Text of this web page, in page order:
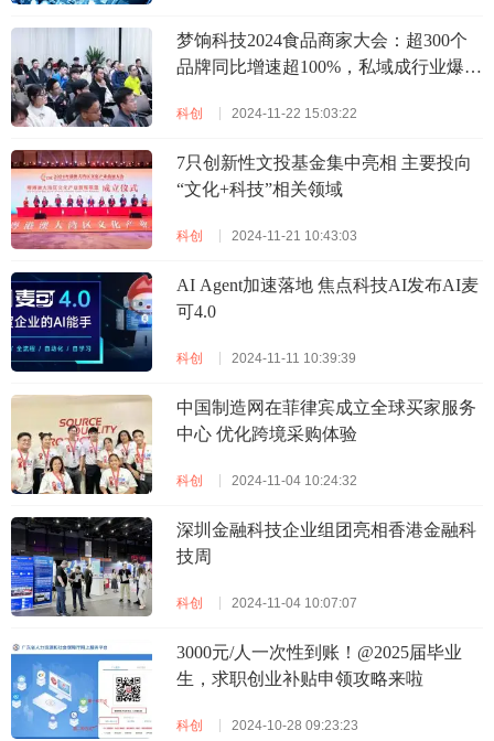
梦饷科技2024食品商家大会：超300个
品牌同比增速超100%，私域成行业爆发
科创 2024-11-22 15:03:22
7只创新性文投基金集中亮相 主要投向
“文化+科技”相关领域
科创 2024-11-21 10:43:03
AI Agent加速落地 焦点科技AI发布AI麦
可4.0
科创 2024-11-11 10:39:39
中国制造网在菲律宾成立全球买家服务
中心 优化跨境采购体验
科创 2024-11-04 10:24:32
深圳金融科技企业组团亮相香港金融科
技周
科创 2024-11-04 10:07:07
3000元/人一次性到账！@2025届毕业
生，求职创业补贴申领攻略来啦
科创 2024-10-28 09:23:23